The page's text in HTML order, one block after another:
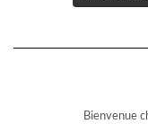
Bienvenue